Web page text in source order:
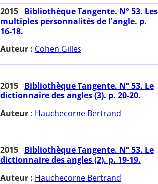
2015
Bibliothèque Tangente. N° 53. Les
multiples personnalités de l'angle. p.
16-18.
Auteur : Cohen Gilles
2015
Bibliothèque Tangente. N° 53. Le
dictionnaire des angles (3). p. 20-20.
Auteur : Hauchecorne Bertrand
2015
Bibliothèque Tangente. N° 53. Le
dictionnaire des angles (2). p. 19-19.
Auteur : Hauchecorne Bertrand